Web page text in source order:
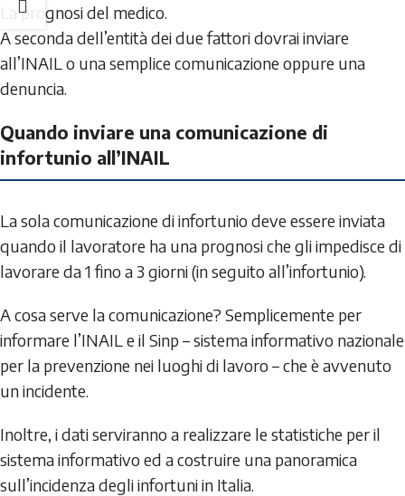
La prognosi del medico.
A seconda dell’entità dei due fattori dovrai inviare
all’INAIL o una semplice comunicazione oppure una
denuncia.
Quando inviare una comunicazione di
infortunio all’INAIL
La sola comunicazione di infortunio deve essere inviata
quando il lavoratore ha una prognosi che gli impedisce di
lavorare da 1 fino a 3 giorni (in seguito all’infortunio).
A cosa serve la comunicazione? Semplicemente per
informare l’INAIL e il Sinp – sistema informativo nazionale
per la prevenzione nei luoghi di lavoro – che è avvenuto
un incidente.
Inoltre, i dati serviranno a realizzare le statistiche per il
sistema informativo ed a costruire una panoramica
sull’incidenza degli infortuni in Italia.